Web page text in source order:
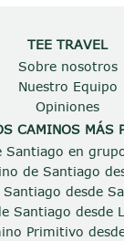
TEE TRAVEL
Sobre nosotros
Nuestro Equipo
Opiniones
CAMINOS MÁS
Santiago en
de Santiago
desde
Santiago desde
Primitivo